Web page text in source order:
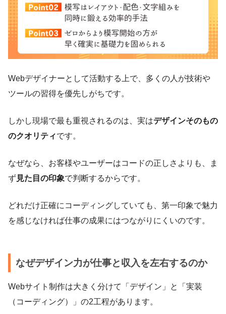
Webデザイナーとして活動する上で、多くの人が技術や
ツールの習得を優先しがちです。
しかし現場で最も重視されるのは、実はデザインそのもの
のクオリティです。
なぜなら、お客様やユーザーはコードの正しさよりも、ま
ず見た目の印象で判断するからです。
どれだけ正確にコーディングしていても、第一印象で魅力
を感じなければ仕事の成果にはつながりにくいのです。
なぜデザイン力が仕事と収入を左右するのか
Webサイト制作は大きく分けて「デザイン」と「実装
（コーディング）」の2工程があります。